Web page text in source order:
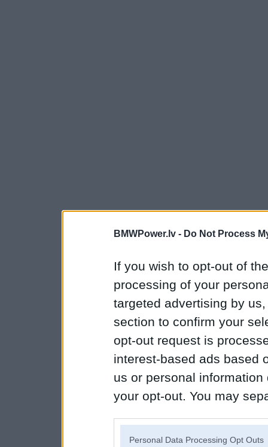
BMWPower.lv - Do Not Process
If you wish to opt-out of
processing of your
targeted advertising by
section to confirm your
opt-out request is
interest-based ads based
us or personal
your opt-out. You may
Personal Data Processing Opt Outs